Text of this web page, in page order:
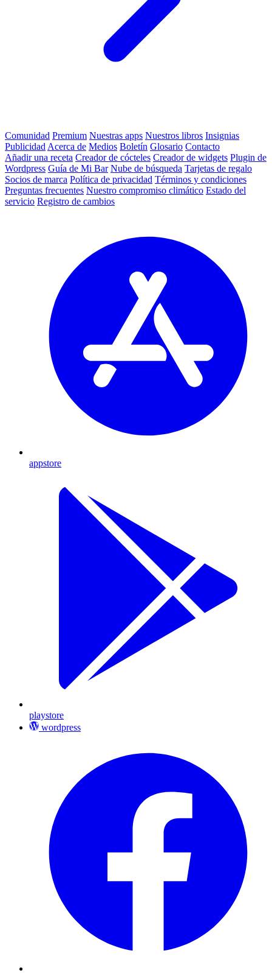
Comunidad Premium Nuestras apps Nuestros libros Insignias
Publicidad Acerca de Medios Boletín Glosario Contacto
Añadir una receta Creador de cócteles Creador de widgets Plugin de
Wordpress Guía de Mi Bar Nube de búsqueda Tarjetas de regalo
Socios de marca Política de privacidad Términos y condiciones
Preguntas frecuentes Nuestro compromiso climático Estado del
servicio Registro de cambios
appstore
playstore
wordpress